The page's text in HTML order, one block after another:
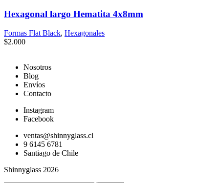
Hexagonal largo Hematita 4x8mm
Formas Flat Black, Hexagonales
$2.000
Nosotros
Blog
Envíos
Contacto
Instagram
Facebook
ventas@shinnyglass.cl
9 6145 6781
Santiago de Chile
Shinnyglass 2026